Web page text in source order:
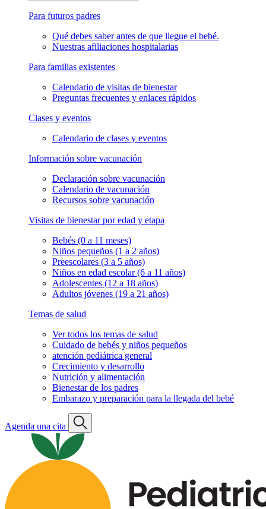
Para futuros padres
Qué debes saber antes de que llegue el bebé.
Nuestras afiliaciones hospitalarias
Para familias existentes
Calendario de visitas de bienestar
Preguntas frecuentes y enlaces rápidos
Clases y eventos
Calendario de clases y eventos
Información sobre vacunación
Declaración sobre vacunación
Calendario de vacunación
Recursos sobre vacunación
Visitas de bienestar por edad y etapa
Bebés (0 a 11 meses)
Niños pequeños (1 a 2 años)
Preescolares (3 a 5 años)
Niños en edad escolar (6 a 11 años)
Adolescentes (12 a 18 años)
Adultos jóvenes (19 a 21 años)
Temas de salud
Ver todos los temas de salud
Cuidado de bebés y niños pequeños
atención pediátrica general
Crecimiento y desarrollo
Nutrición y alimentación
Bienestar de los padres
Embarazo y preparación para la llegada del bebé
Agenda una cita